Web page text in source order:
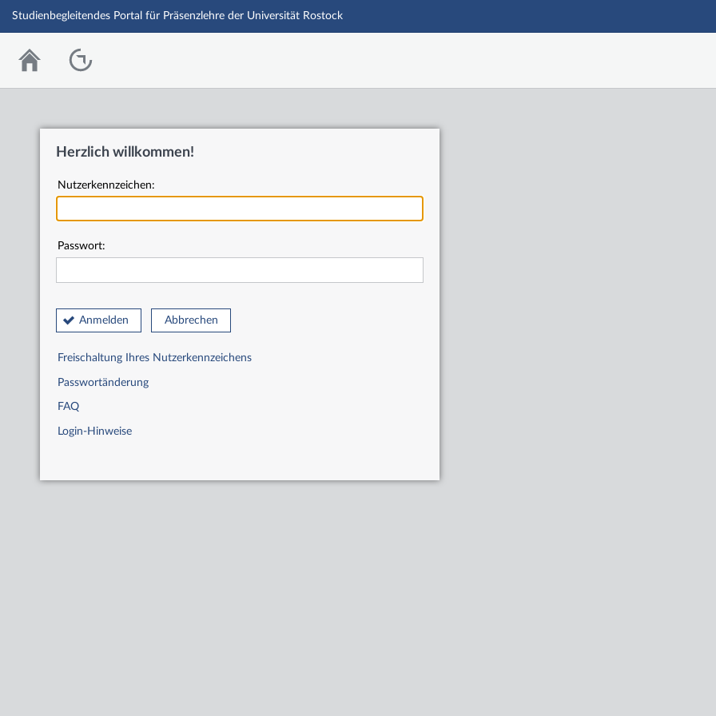
Studienbegleitendes Portal für Präsenzlehre der Universität Rostock
Herzlich willkommen!
Nutzerkennzeichen:
Passwort:
Anmelden Abbrechen
Freischaltung Ihres Nutzerkennzeichens
Passwortänderung
FAQ
Login-Hinweise